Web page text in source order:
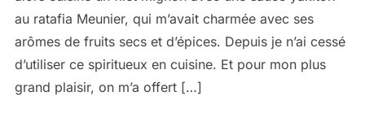
au ratafia Meunier, qui m’avait charmée avec ses
arômes de fruits secs et d’épices. Depuis je n’ai cessé
d’utiliser ce spiritueux en cuisine. Et pour mon plus
grand plaisir, on m’a offert […]